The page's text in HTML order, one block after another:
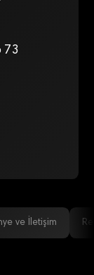
73
ve İletişim